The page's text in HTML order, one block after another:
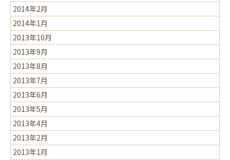
2014年2月
2014年1月
2013年10月
2013年9月
2013年8月
2013年7月
2013年6月
2013年5月
2013年4月
2013年2月
2013年1月